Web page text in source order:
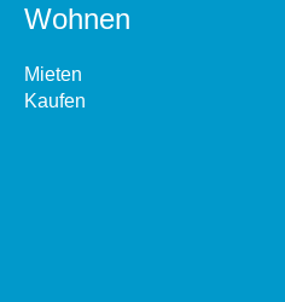
Wohnen
Mieten
Kaufen